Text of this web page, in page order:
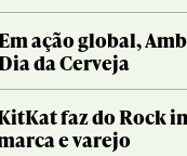
ação global,
da Cerveja
faz do Rock
e varejo